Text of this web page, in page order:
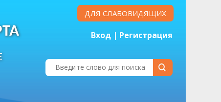
ДЛЯ СЛАБОВИДЯЩИХ
Вход | Регистрация